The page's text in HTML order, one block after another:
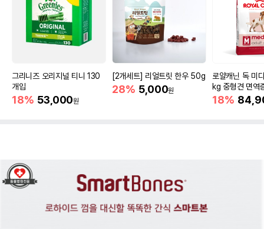
그리니즈 오리지널 티니 130
개입
18% 53,000원
[2개세트] 리얼트릿 한우 50g
28% 5,000원
로얄캐닌 독 미
kg 중형견 면역
18%